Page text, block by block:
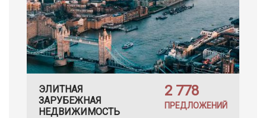
ЭЛИТНАЯ
ЗАРУБЕЖНАЯ
НЕДВИЖИМОСТЬ
2 778
ПРЕДЛОЖЕНИЙ